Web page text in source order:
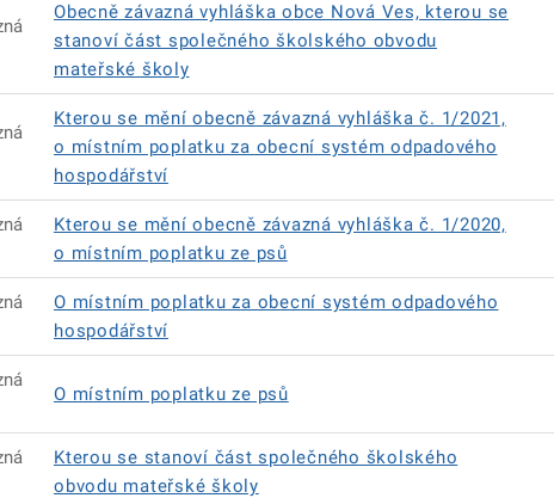
Obecně závazná vyhláška obce Nová Ves, kterou se
stanoví část společného školského obvodu
mateřské školy
Kterou se mění obecně závazná vyhláška č. 1/2021,
o místním poplatku za obecní systém odpadového
hospodářství
Kterou se mění obecně závazná vyhláška č. 1/2020,
o místním poplatku ze psů
O místním poplatku za obecní systém odpadového
hospodářství
O místním poplatku ze psů
Kterou se stanoví část společného školského
obvodu mateřské školy